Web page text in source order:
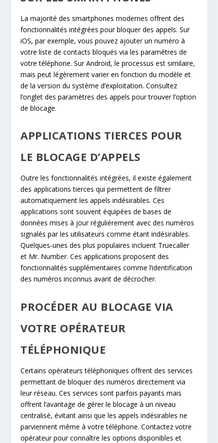
La majorité des smartphones modernes offrent des
fonctionnalités intégrées pour bloquer des appels. Sur
iOS, par exemple, vous pouvez ajouter un numéro à
votre liste de contacts bloqués via les paramètres de
votre téléphone. Sur Android, le processus est similaire,
mais peut légèrement varier en fonction du modèle et
de la version du système d’exploitation. Consultez
l’onglet des paramètres des appels pour trouver l’option
de blocage.
APPLICATIONS TIERCES POUR
LE BLOCAGE D’APPELS
Outre les fonctionnalités intégrées, il existe également
des applications tierces qui permettent de filtrer
automatiquement les appels indésirables. Ces
applications sont souvent équipées de bases de
données mises à jour régulièrement avec des numéros
signalés par les utilisateurs comme étant indésirables.
Quelques-unes des plus populaires incluent Truecaller
et Mr. Number. Ces applications proposent des
fonctionnalités supplémentaires comme l’identification
des numéros inconnus avant de décrocher.
PROCÉDER AU BLOCAGE VIA
VOTRE OPÉRATEUR
TÉLÉPHONIQUE
Certains opérateurs téléphoniques offrent des services
permettant de bloquer des numéros directement via
leur réseau. Ces services sont parfois payants mais
offrent l’avantage de gérer le blocage à un niveau
centralisé, évitant ainsi que les appels indésirables ne
parviennent même à votre téléphone. Contactez votre
opérateur pour connaître les options disponibles et